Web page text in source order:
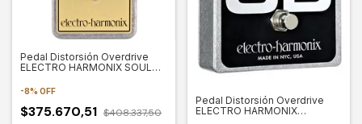
Pedal Distorsión Overdrive
ELECTRO HARMONIX SOUL
-8% OFF
$375.670,51 $408.337,50
Pedal Distorsión Overdrive
ELECTRO HARMONIX